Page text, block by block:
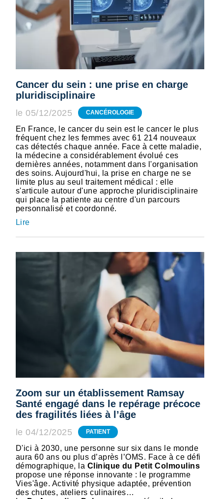
Cancer du sein : une prise en charge
pluridisciplinaire
le 05/12/2025 CANCÉROLOGIE
En France, le cancer du sein est le cancer le plus
fréquent chez les femmes avec 61 214 nouveaux
cas détectés chaque année. Face à cette maladie,
la médecine a considérablement évolué ces
dernières années, notamment dans l'organisation
des soins. Aujourd'hui, la prise en charge ne se
limite plus au seul traitement médical : elle
s'articule autour d'une approche pluridisciplinaire
qui place la patiente au centre d'un parcours
personnalisé et coordonné.
Lire
Zoom sur un établissement Ramsay
Santé engagé dans le repérage précoce
des fragilités liées à l’âge
le 04/12/2025 PATIENT
D'ici à 2030, une personne sur six dans le monde
aura 60 ans ou plus d’après l’OMS. Face à ce défi
démographique, la Clinique du Petit Colmoulins
propose une réponse innovante : le programme
Vies'âge. Activité physique adaptée, prévention
des chutes, ateliers culinaires…